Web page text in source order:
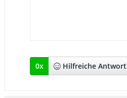
0x Hilfreiche Antwort